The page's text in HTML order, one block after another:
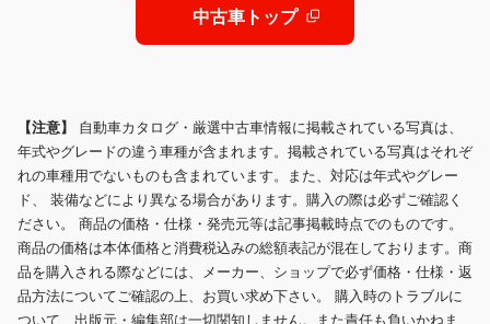
テーブル
中古車トップ
【注意】 自動車カタログ・厳選中古車情報に掲載されている写真は、
年式やグレードの違う車種が含まれます。掲載されている写真はそれぞ
れの車種用でないものも含まれています。また、対応は年式やグレー
ド、 装備などにより異なる場合があります。購入の際は必ずご確認く
ださい。 商品の価格・仕様・発売元等は記事掲載時点でのものです。
商品の価格は本体価格と消費税込みの総額表記が混在しております。商
品を購入される際などには、メーカー、ショップで必ず価格・仕様・返
品方法についてご確認の上、お買い求め下さい。 購入時のトラブルに
ついて、出版元・編集部は一切関知しません。また責任も負いかねま